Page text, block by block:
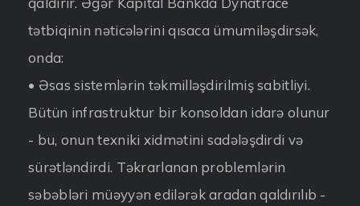
tətbiqinin nəticələrini qısaca ümumiləşdirsək,
onda:
• Əsas sistemlərin təkmilləşdirilmiş sabitliyi.
Bütün infrastruktur bir konsoldan idarə olunur
- bu, onun texniki xidmətini sadələşdirdi və
sürətləndirdi. Təkrarlanan problemlərin
səbəbləri müəyyən edilərək aradan qaldırılıb -